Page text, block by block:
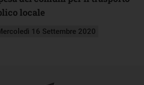
locale
16 Settembre 2020